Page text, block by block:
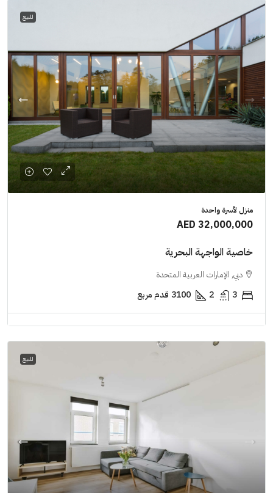
للبيع
منزل لأسرة واحدة
AED 32,000,000
خاصية الواجهة البحرية
دبي, الإمارات العربية المتحدة
3
2
3100 قدم مربع
للبيع